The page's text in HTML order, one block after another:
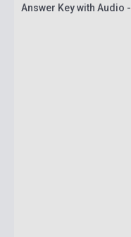
Answer Key with Audio -